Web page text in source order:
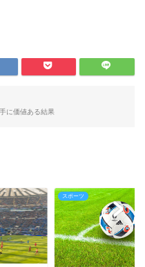
に価値ある結果
スポーツ